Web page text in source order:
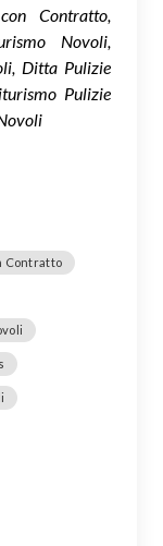
Contratto,
Novoli,
Ditta Pulizie
Pulizie
Contratto